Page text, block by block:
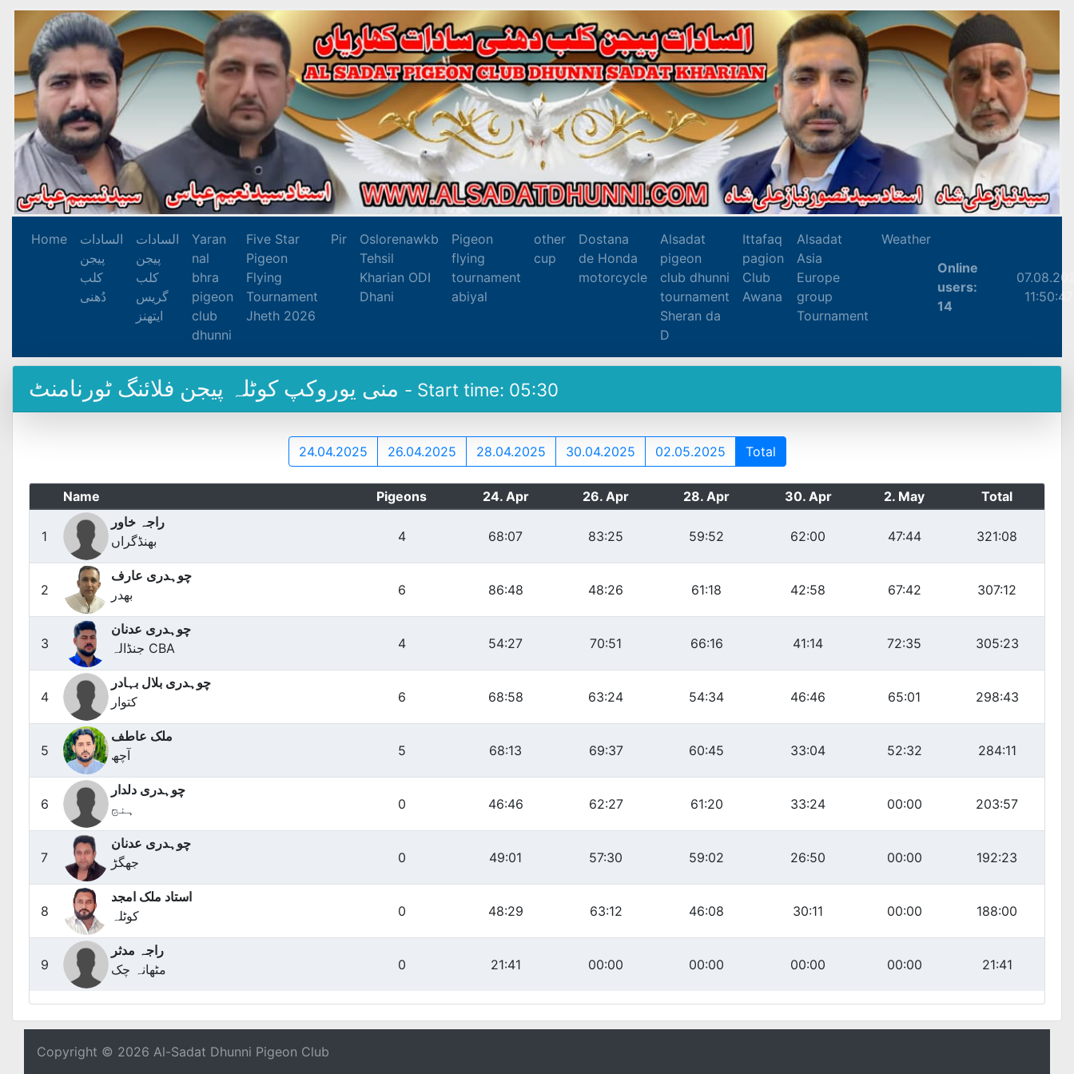
Home
السادات
پیجن
کلب
دُھنی
السادات
پیجن
کلب
گریس
ایتھنز
Yaran
nal
bhra
pigeon
club
dhunni
Five Star
Pigeon
Flying
Tournament
Jheth 2026
Pir
Oslorenawkb
Tehsil
Kharian ODI
Dhani
Pigeon
flying
tournament
abiyal
other
cup
Dostana
de Honda
motorcycle
Alsadat
pigeon
club dhunni
tournament
Sheran da
D
Ittafaq
pagion
Club
Awana
Alsadat
Asia
Europe
group
Tournament
Weather
Online
users:
14
11:50:48
- Start time: 05:30
24.04.2025 26.04.2025 28.04.2025 30.04.2025 02.05.2025 Total
Name Pigeons 24. Apr 26. Apr 28. Apr 30. Apr 2. May Total
1
راجہ خاور
بھنڈگراں
4 68:07 83:25 59:52 62:00 47:44 321:08
2
چوہدری عارف
بھدر
6 86:48 48:26 61:18 42:58 67:42 307:12
3
چوہدری عدنان
جنڈالہ CBA
4 54:27 70:51 66:16 41:14 72:35 305:23
4
چوہدری بلال بہادر
کتوار
6 68:58 63:24 54:34 46:46 65:01 298:43
5
ملک عاطف
آچھ
5 68:13 69:37 60:45 33:04 52:32 284:11
6
چوہدری دلدار
ہنج
0 46:46 62:27 61:20 33:24 00:00 203:57
7
چوہدری عدنان
جھگڑ
0 49:01 57:30 59:02 26:50 00:00 192:23
8
استاد ملک امجد
کوٹلہ
0 48:29 63:12 46:08 30:11 00:00 188:00
9
راجہ مدثر
مٹھانہ چک
0 21:41 00:00 00:00 00:00 00:00 21:41
Copyright © 2026 Al-Sadat Dhunni Pigeon Club